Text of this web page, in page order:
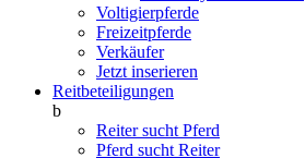
Voltigierpferde
Freizeitpferde
Verkäufer
Jetzt inserieren
Reitbeteiligungen
b
Reiter sucht Pferd
Pferd sucht Reiter